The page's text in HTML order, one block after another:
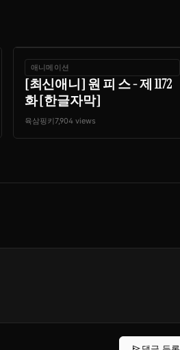
애니메이션
[최신애니] 원 피 스 - 제 1172
화 [한글자막]
육삼핑키7,904 views